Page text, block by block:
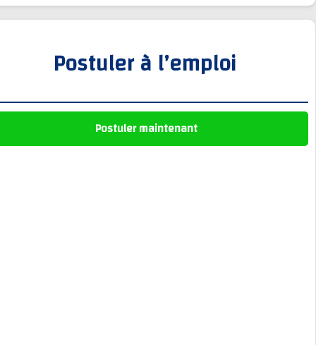
Postuler à l’emploi
Postuler maintenant